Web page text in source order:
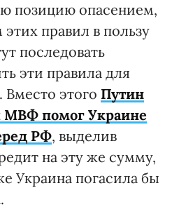
позицию опасением,
правил в пользу
последовать
эти правила для
Вместо этого Путин
помог Украине
РФ, выделив
на эту же сумму,
Украина погасила бы